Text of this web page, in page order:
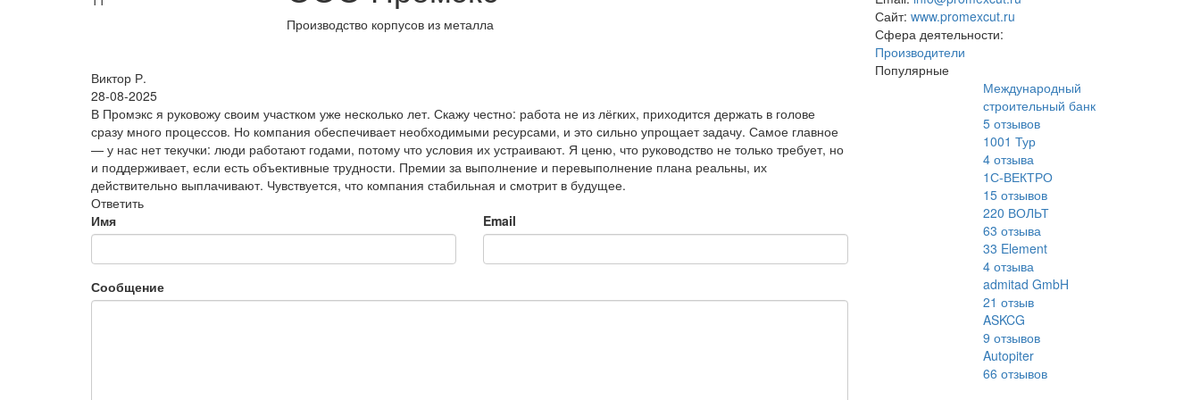
Производство корпусов из металла
Виктор Р.
28-08-2025
В Промэкс я руковожу своим участком уже несколько лет. Скажу честно: работа не из лёгких, приходится держать в голове
сразу много процессов. Но компания обеспечивает необходимыми ресурсами, и это сильно упрощает задачу. Самое главное
— у нас нет текучки: люди работают годами, потому что условия их устраивают. Я ценю, что руководство не только требует, но
и поддерживает, если есть объективные трудности. Премии за выполнение и перевыполнение плана реальны, их
действительно выплачивают. Чувствуется, что компания стабильная и смотрит в будущее.
Ответить
Имя
Email
Сообщение
Сайт: www.promexcut.ru
Сфера деятельности:
Производители
Популярные
Международный
строительный банк
5 отзывов
1001 Тур
4 отзыва
1С-ВЕКТРО
15 отзывов
220 ВОЛЬТ
63 отзыва
33 Element
4 отзыва
admitad GmbH
21 отзыв
ASKCG
9 отзывов
Autopiter
66 отзывов